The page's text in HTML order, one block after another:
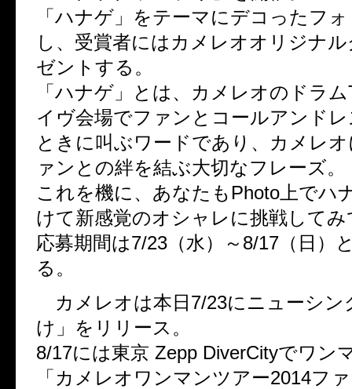
「ハナゲ」をテーマにデコったフ
し、受賞者にはカメレオオリジナ
ゼントする。
「ハナゲ」とは、カメレオのドラ
イヴ会場でファンとコールアンド
ときに叫ぶワードであり、カメレ
ァンとの絆を結ぶ大切なフレーズ。
これを機に、あなたもPhoto上でハ
けて新感覚のオシャレに挑戦してみ
応募期間は7/23（水）～8/17（日）
る。
カメレオは本日7/23にニューシン
け」をリリース。
8/17には東京 Zepp DiverCityでワン
「カメレオワンマンツアー2014フ